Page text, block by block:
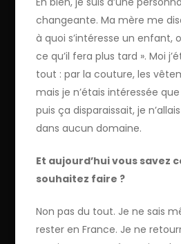
changeante. Ma mère me
à quoi s’intéresse un enfant,
ce qu’il fera plus tard ». Moi
tout : par la couture, les
mais je n’étais intéressée
puis ça disparaissait, je
dans aucun domaine.
Et aujourd’hui vous savez
souhaitez faire ?
Non pas du tout. Je ne sais
rester en France. Je ne